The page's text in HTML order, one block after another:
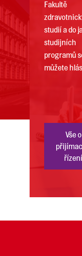
Fakultě
studií a do
studijních
programů
můžete
Vše o